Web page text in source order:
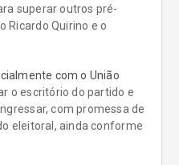
superar outros pré-
Ricardo Quirino e o
com o União
o escritório do partido e
com promessa de
eleitoral, ainda conforme